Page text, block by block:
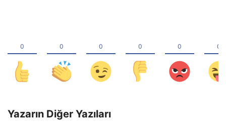
Yazarın Diğer Yazıları